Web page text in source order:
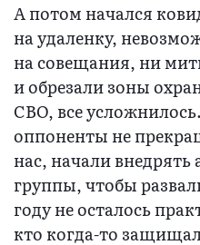
А потом начался
на удаленку,
на совещания, ни
и обрезали зоны
СВО, все
оппоненты не
нас, начали
группы, чтобы
году не осталось
кто когда-то